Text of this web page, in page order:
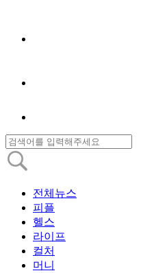
전체뉴스
피플
헬스
라이프
컬처
머니